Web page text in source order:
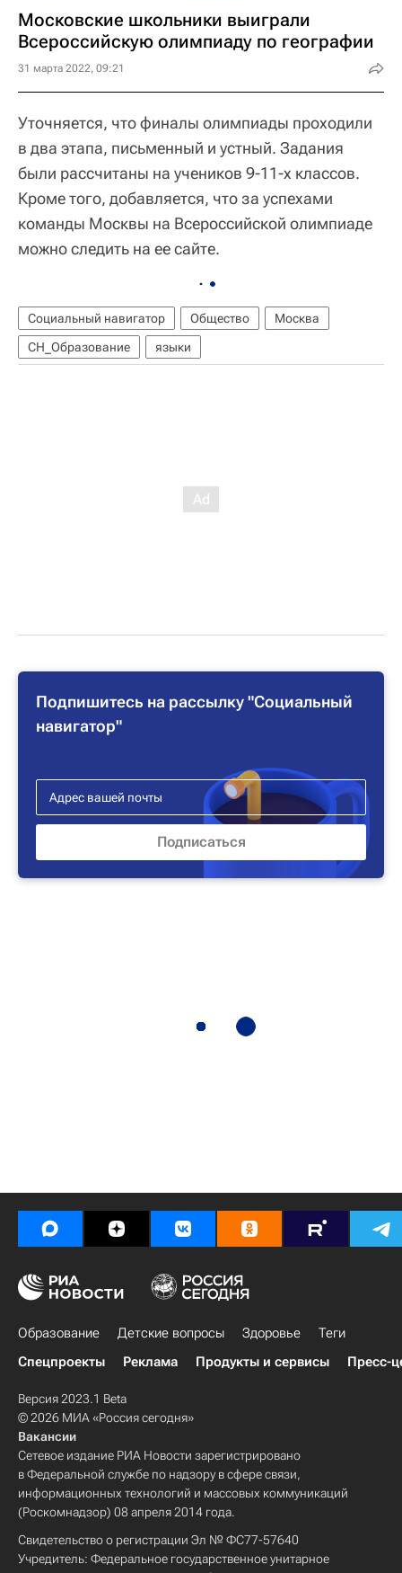
Московские школьники выиграли
Всероссийскую олимпиаду по географии
31 марта 2022, 09:21
Уточняется, что финалы олимпиады проходили
в два этапа, письменный и устный. Задания
были рассчитаны на учеников 9-11-х классов.
Кроме того, добавляется, что за успехами
команды Москвы на Всероссийской олимпиаде
можно следить на ее сайте.
Социальный навигатор Общество
Москва
СН_Образование
языки
Подпишитесь на рассылку "Социальный
навигатор"
Образование Детские вопросы Здоровье
Теги
Спецпроекты
Реклама Продукты и сервисы Пресс-
Версия 2023.1 Beta
© 2026 МИА «Россия сегодня»
Вакансии
Сетевое издание РИА Новости зарегистрировано
в Федеральной службе по надзору в сфере связи,
информационных технологий и массовых коммуникаций
(Роскомнадзор) 08 апреля 2014 года.
Свидетельство о регистрации Эл № ФС77-57640
Учредитель: Федеральное государственное унитарное